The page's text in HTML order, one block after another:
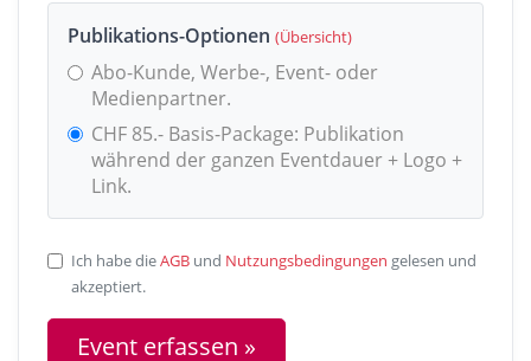
Publikations-Optionen (Übersicht)
Abo-Kunde, Werbe-, Event- oder
Medienpartner.
CHF 85.- Basis-Package: Publikation
während der ganzen Eventdauer + Logo +
Link.
Ich habe dieAGB und Nutzungsbedingungen gelesen und
akzeptiert.